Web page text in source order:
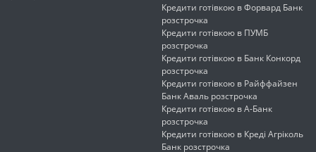
Кредити готівкою в Форвард Банк
розстрочка
Кредити готівкою в ПУМБ
розстрочка
Кредити готівкою в Банк Конкорд
розстрочка
Кредити готівкою в Райффайзен
Банк Аваль розстрочка
Кредити готівкою в А-Банк
розстрочка
Кредити готівкою в Креді Агріколь
Банк розстрочка